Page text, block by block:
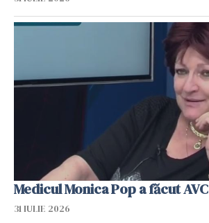
Medicul Monica Pop a făcut AVC
31 IULIE 2026